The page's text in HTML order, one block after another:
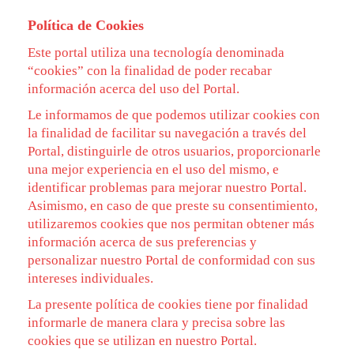
Política de Cookies
Este portal utiliza una tecnología denominada
“cookies” con la finalidad de poder recabar
información acerca del uso del Portal.
Le informamos de que podemos utilizar cookies con
la finalidad de facilitar su navegación a través del
Portal, distinguirle de otros usuarios, proporcionarle
una mejor experiencia en el uso del mismo, e
identificar problemas para mejorar nuestro Portal.
Asimismo, en caso de que preste su consentimiento,
utilizaremos cookies que nos permitan obtener más
información acerca de sus preferencias y
personalizar nuestro Portal de conformidad con sus
intereses individuales.
La presente política de cookies tiene por finalidad
informarle de manera clara y precisa sobre las
cookies que se utilizan en nuestro Portal.